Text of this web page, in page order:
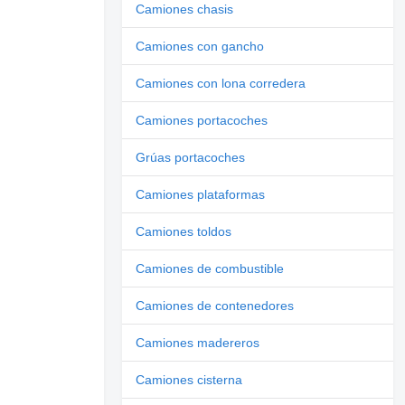
Camiones chasis
Camiones con gancho
Camiones con lona corredera
Camiones portacoches
Grúas portacoches
Camiones plataformas
Camiones toldos
Camiones de combustible
Camiones de contenedores
Camiones madereros
Camiones cisterna